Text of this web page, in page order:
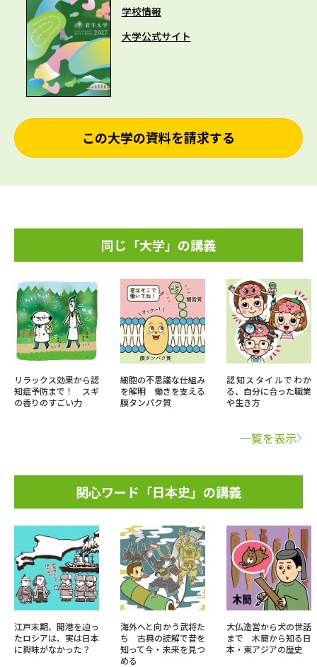
学校情報
大学公式サイト
この大学の資料を請求する
同じ「大学」の講義
リラックス効果から認
知症予防まで！ スギ
の香りのすごい力
細胞の不思議な仕組み
を解明 働きを支える
膜タンパク質
認知スタイルでわか
る、自分に合った職業
や生き方
一覧を表示
関心ワード「日本史」の講義
江戸末期、開港を迫っ
たロシアは、実は日本
に興味がなかった？
海外へと向かう武将た
ち 古典の読解で昔を
知って今・未来を見つ
める
大仏造営から犬の世話
まで 木簡から知る日
本・東アジアの歴史